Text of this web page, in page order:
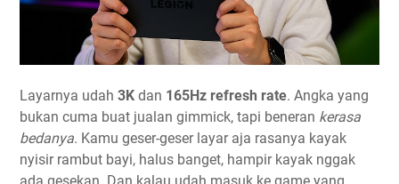
Layarnya udah 3K dan 165Hz refresh rate. Angka yang
bukan cuma buat jualan gimmick, tapi beneran kerasa
bedanya. Kamu geser-geser layar aja rasanya kayak
nyisir rambut bayi, halus banget, hampir kayak nggak